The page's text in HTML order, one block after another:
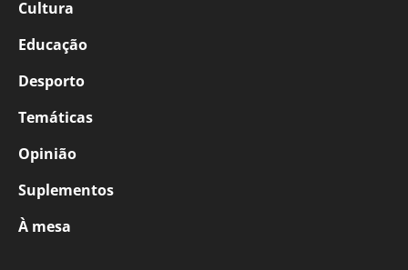
Cultura
Educação
Desporto
Temáticas
Opinião
Suplementos
À mesa